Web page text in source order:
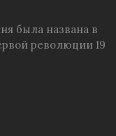
была названа в
революции 19